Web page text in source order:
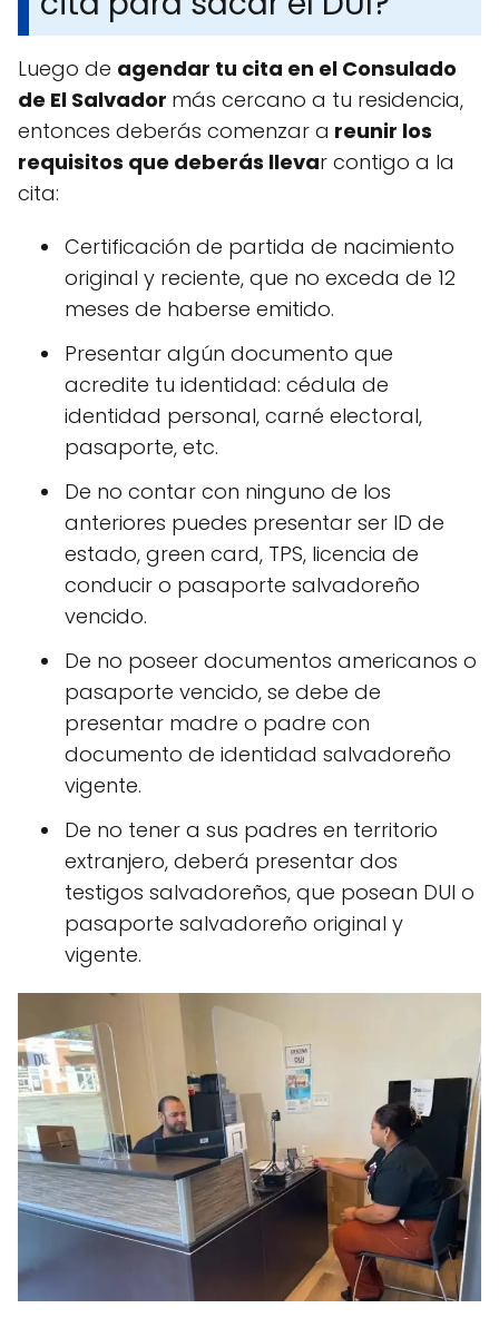
Luego de agendar tu cita en el Consulado
de El Salvador más cercano a tu residencia,
entonces deberás comenzar a reunir los
requisitos que deberás llevar contigo a la
cita:
Certificación de partida de nacimiento
original y reciente, que no exceda de 12
meses de haberse emitido.
Presentar algún documento que
acredite tu identidad: cédula de
identidad personal, carné electoral,
pasaporte, etc.
De no contar con ninguno de los
anteriores puedes presentar ser ID de
estado, green card, TPS, licencia de
conducir o pasaporte salvadoreño
vencido.
De no poseer documentos americanos o
pasaporte vencido, se debe de
presentar madre o padre con
documento de identidad salvadoreño
vigente.
De no tener a sus padres en territorio
extranjero, deberá presentar dos
testigos salvadoreños, que posean DUI o
pasaporte salvadoreño original y
vigente.